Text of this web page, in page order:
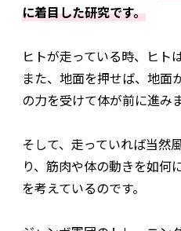
に着目した研究です。
ヒトが走っている時、ヒト
また、地面を押せば、地面
の力を受けて体が前に進みま
そして、走っていれば当然
り、筋肉や体の動きを如何
を考えているのです。